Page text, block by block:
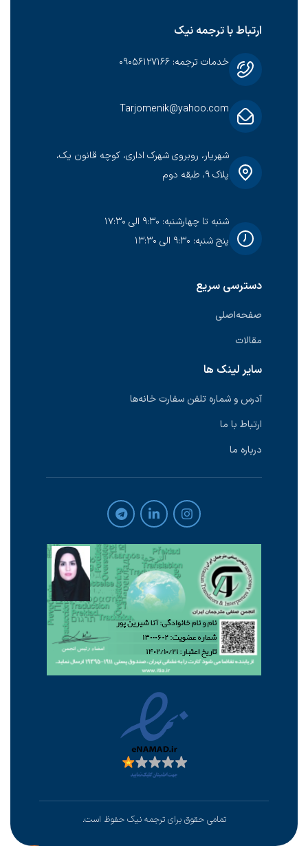
ارتباط با ترجمه نیک
خدمات ترجمه: ۰۹۰۵۶۱۲۷۱۶۶
Tarjomenik@yahoo.com
شهریار، روبروی شهرک اداری، کوچه قانون یک،
پلاک ۹، طبقه دوم
شنبه تا چهارشنبه: ۹:۳۰ الی ۱۷:۳۰
پنج شنبه: ۹:۳۰ الی ۱۳:۳۰
دسترسی سریع
صفحه‌اصلی
مقالات
سایر لینک ها
آدرس و شماره تلفن سفارت خانه‌ها
ارتباط با ما
درباره ما
تمامی حقوق برای ترجمه نیک حفوظ است.